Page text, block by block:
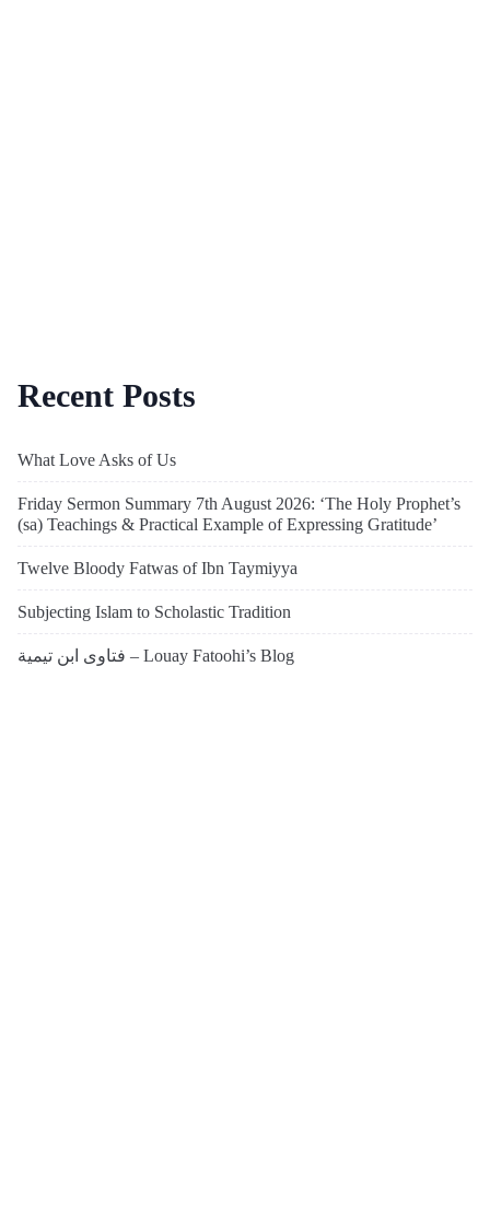
Recent Posts
What Love Asks of Us
Friday Sermon Summary 7th August 2026: ‘The Holy Prophet’s
(sa) Teachings & Practical Example of Expressing Gratitude’
Twelve Bloody Fatwas of Ibn Taymiyya
Subjecting Islam to Scholastic Tradition
فتاوى ابن تيمية – Louay Fatoohi’s Blog